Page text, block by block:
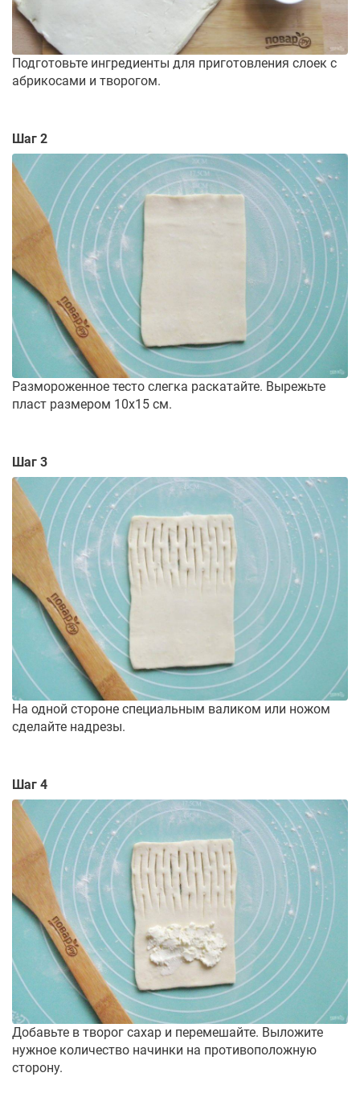
Подготовьте ингредиенты для приготовления слоек с
абрикосами и творогом.
Шаг 2
Размороженное тесто слегка раскатайте. Вырежьте
пласт размером 10х15 см.
Шаг 3
На одной стороне специальным валиком или ножом
сделайте надрезы.
Шаг 4
Добавьте в творог сахар и перемешайте. Выложите
нужное количество начинки на противоположную
сторону.